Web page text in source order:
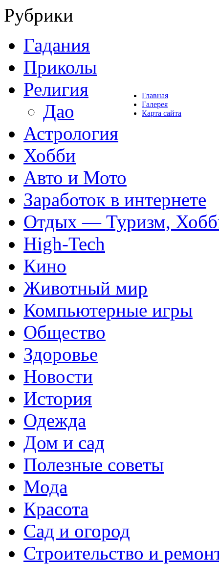
Главная
Галерея
Карта сайта
Рубрики
Гадания
Приколы
Религия
Дао
Астрология
Хобби
Авто и Мото
Заработок в интернете
Отдых — Туризм,
High-Tech
Кино
Животный мир
Компьютерные игры
Общество
Здоровье
Новости
История
Одежда
Дом и сад
Полезные советы
Мода
Красота
Сад и огород
Строительство и